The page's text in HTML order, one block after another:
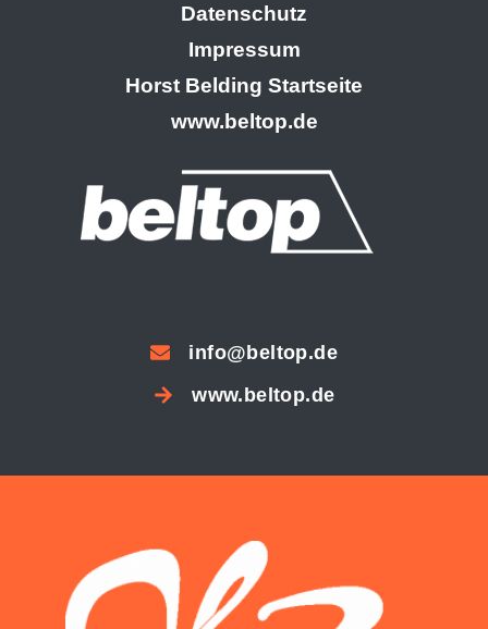
Datenschutz
Impressum
Horst Belding Startseite
www.beltop.de
info@beltop.de
www.beltop.de